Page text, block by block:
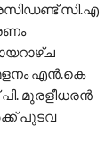
സി.എ
എൻ.കെ
മുരളീധരൻ
പുടവ